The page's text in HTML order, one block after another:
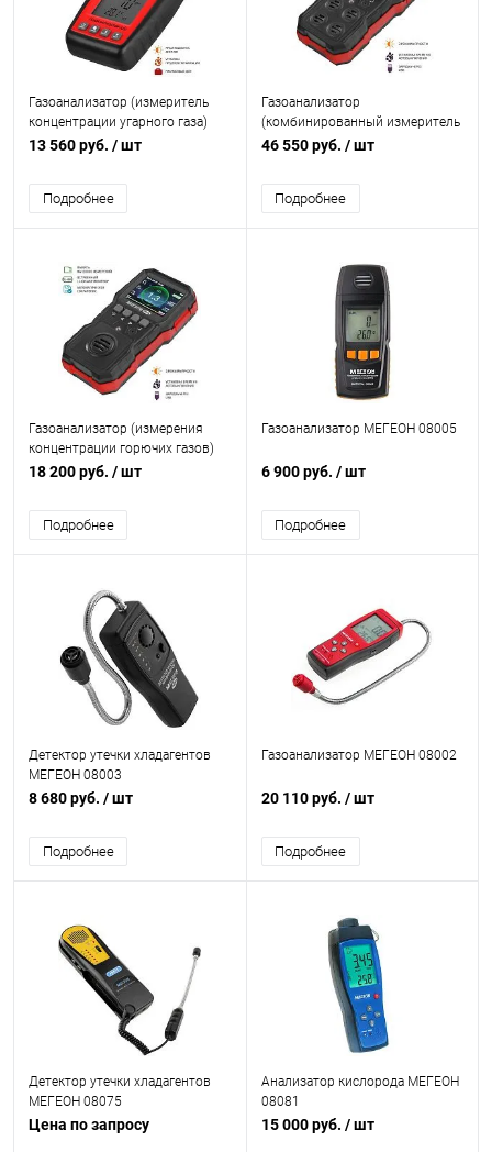
Газоанализатор (измеритель
концентрации угарного газа)
МЕГЕОН 08010
13 560 руб. / шт
Подробнее
Газоанализатор
(комбинированный измеритель
4 в 1) МЕГЕОН 08009
46 550 руб. / шт
Подробнее
Газоанализатор (измерения
концентрации горючих газов)
МЕГЕОН 08006
18 200 руб. / шт
Подробнее
Газоанализатор МЕГЕОН 08005
6 900 руб. / шт
Подробнее
Детектор утечки хладагентов
МЕГЕОН 08003
8 680 руб. / шт
Подробнее
Газоанализатор МЕГЕОН 08002
20 110 руб. / шт
Подробнее
Детектор утечки хладагентов
МЕГЕОН 08075
Цена по запросу
Анализатор кислорода МЕГЕОН
08081
15 000 руб. / шт